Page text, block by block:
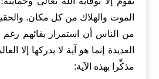
الموت والهلاك من كل مكان.
من الناس أن استمرار بقائهم رغم
العديدة إنما هو آية لا يدركها إلا
مذكِّرا بهذه الآية: